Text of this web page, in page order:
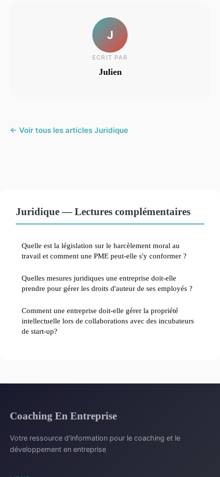
J
ECRIT PAR
Julien
← Voir tous les articles Juridique
Juridique — Lectures complémentaires
Quelle est la législation sur le harcèlement moral au
travail et comment une PME peut-elle s'y conformer ?
Quelles mesures juridiques une entreprise doit-elle
prendre pour gérer les droits d'auteur de ses employés ?
Comment une entreprise doit-elle gérer la propriété
intellectuelle lors de collaborations avec des incubateurs
de start-up?
Coaching En Entreprise
Votre ressource d'information pour le coaching et le
développement en entreprise